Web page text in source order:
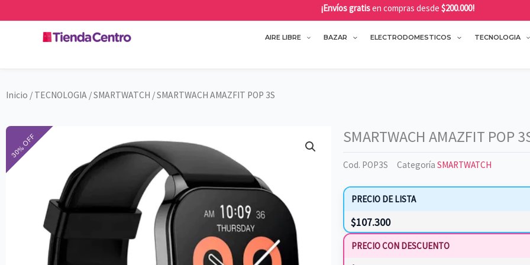
al
contenido
¡Envíos gratisen compras desde $200.000!
AIRE LIBRE BAZAR ELECTRODOMESTICOS TECNOLOGIA
Inicio / TECNOLOGIA /SMARTWATCH / SMARTWACH AMAZFIT POP 3S
SMARTWACH AMAZFIT POP
Cod. POP3S Categoría SMARTWATCH
PRECIO DE LISTA
$107.300
PRECIO CON DESCUENTO